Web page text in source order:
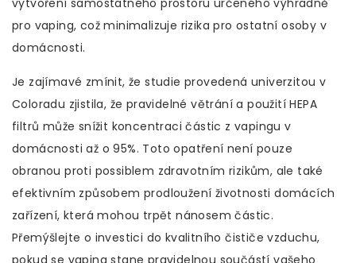
vytvoření samostatného prostoru určeného výhradně
pro vaping, což minimalizuje rizika pro ostatní osoby v
domácnosti.
Je zajímavé zmínit, že studie provedená univerzitou v
Coloradu zjistila, že pravidelné větrání a použití HEPA
filtrů může snížit koncentraci částic z vapingu v
domácnosti až o 95%. Toto opatření není pouze
obranou proti possiblem zdravotním rizikům, ale také
efektivním způsobem prodloužení životnosti domácích
zařízení, která mohou trpět nánosem částic.
Přemýšlejte o investici do kvalitního čističe vzduchu,